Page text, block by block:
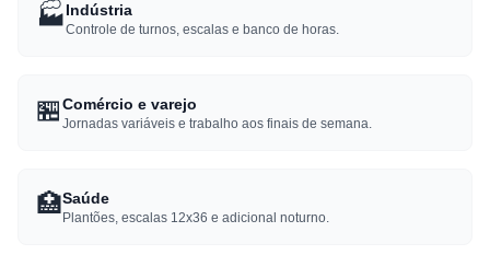
🏭Indústria
Controle de turnos, escalas e banco de horas.
🏪Comércio e varejo
Jornadas variáveis e trabalho aos finais de semana.
🏥Saúde
Plantões, escalas 12x36 e adicional noturno.